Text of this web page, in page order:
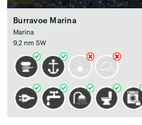
Burravoe Marina
Marina
9.2 nm SW